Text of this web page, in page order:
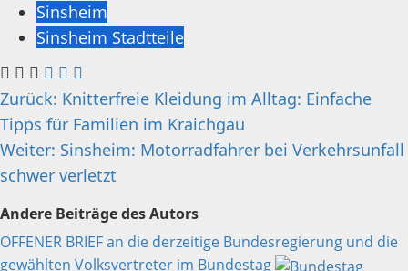
Sinsheim
Sinsheim Stadtteile
Beitragsnavigation
Zurück: Knitterfreie Kleidung im Alltag: Einfache
Tipps für Familien im Kraichgau
Weiter: Sinsheim: Motorradfahrer bei Verkehrsunfall
schwer verletzt
Andere Beiträge des Autors
OFFENER BRIEF an die derzeitige Bundesregierung und die
gewählten Volksvertreter im Bundestag